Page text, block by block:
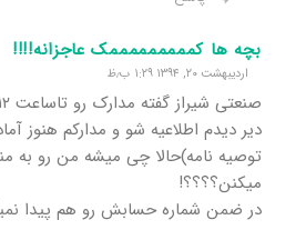
بچه ها کمممممممممک عاجزانه!!!!
اردیبهشت ۲۰, ۱۳۹۴ ۱:۲۹ ب٫ظ
دیر دیدم اطلاعیه شو و مدارکم هنوز
توصیه نامه)حالا چی میشه من رو به
میکنن؟؟؟؟!
در ضمن شماره حسابش رو هم پیدا